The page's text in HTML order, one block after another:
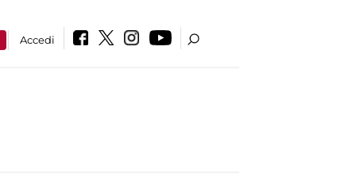
Accedi